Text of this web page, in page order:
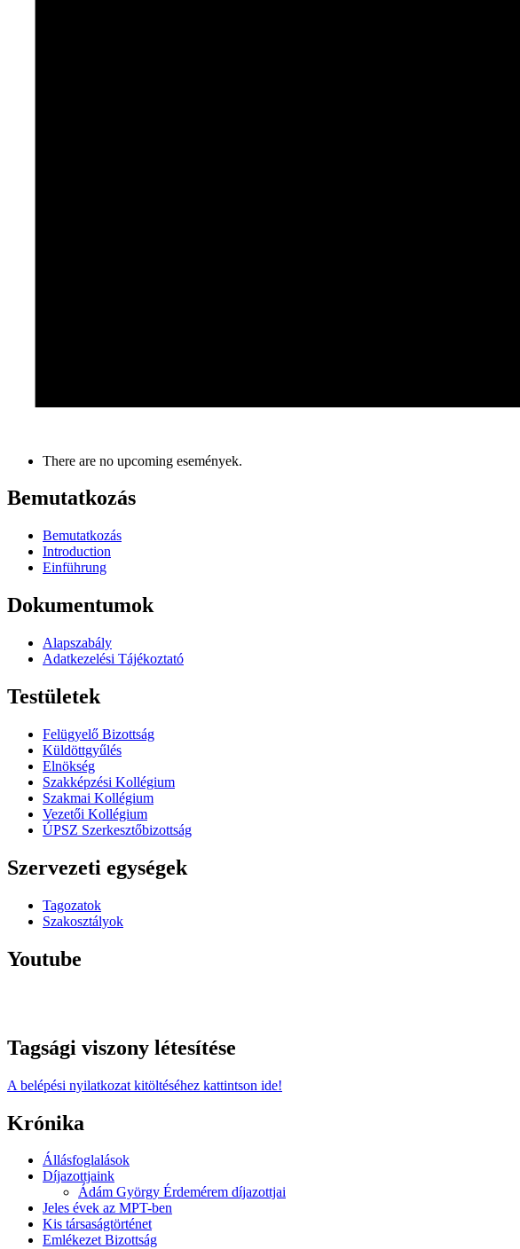
There are no upcoming események.
Bemutatkozás
Bemutatkozás
Introduction
Einführung
Dokumentumok
Alapszabály
Adatkezelési Tájékoztató
Testületek
Felügyelő Bizottság
Küldöttgyűlés
Elnökség
Szakképzési Kollégium
Szakmai Kollégium
Vezetői Kollégium
ÚPSZ Szerkesztőbizottság
Szervezeti egységek
Tagozatok
Szakosztályok
Youtube
Tagsági viszony létesítése
A belépési nyilatkozat kitöltéséhez kattintson ide!
Krónika
Állásfoglalások
Díjazottjaink
Ádám György Érdemérem díjazottjai
Jeles évek az MPT-ben
Kis társaságtörténet
Emlékezet Bizottság